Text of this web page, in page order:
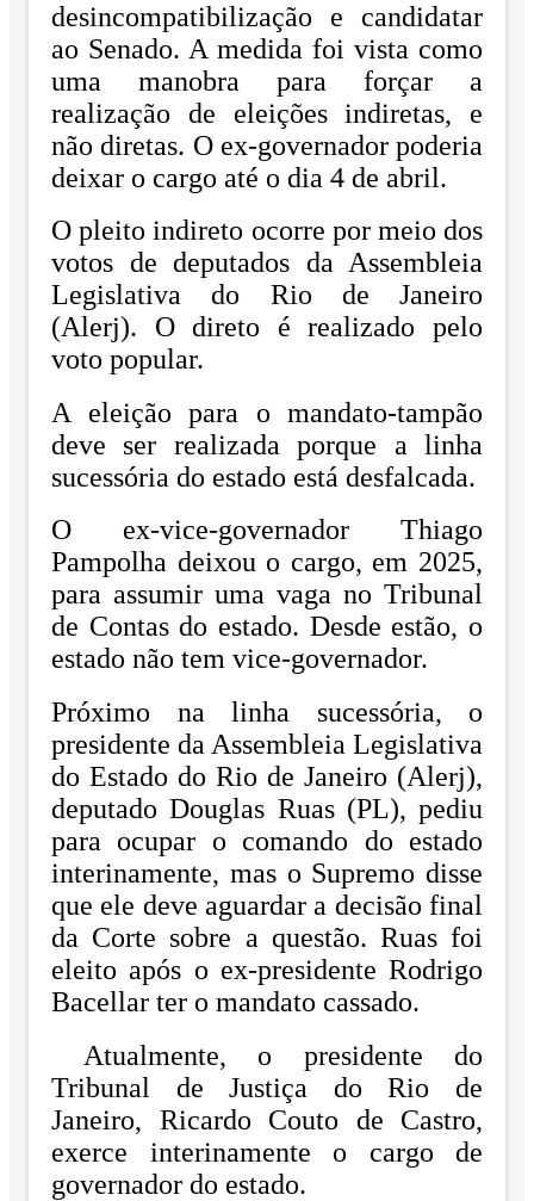
desincompatibilização e candidatar
ao Senado. A medida foi vista como
uma manobra para forçar a
realização de eleições indiretas, e
não diretas. O ex-governador poderia
deixar o cargo até o dia 4 de abril.
O pleito indireto ocorre por meio dos
votos de deputados da Assembleia
Legislativa do Rio de Janeiro
(Alerj). O direto é realizado pelo
voto popular.
A eleição para o mandato-tampão
deve ser realizada porque a linha
sucessória do estado está desfalcada.
O ex-vice-governador Thiago
Pampolha deixou o cargo, em 2025,
para assumir uma vaga no Tribunal
de Contas do estado. Desde estão, o
estado não tem vice-governador.
Próximo na linha sucessória, o
presidente da Assembleia Legislativa
do Estado do Rio de Janeiro (Alerj),
deputado Douglas Ruas (PL), pediu
para ocupar o comando do estado
interinamente, mas o Supremo disse
que ele deve aguardar a decisão final
da Corte sobre a questão. Ruas foi
eleito após o ex-presidente Rodrigo
Bacellar ter o mandato cassado.
Atualmente, o presidente do
Tribunal de Justiça do Rio de
Janeiro, Ricardo Couto de Castro,
exerce interinamente o cargo de
governador do estado.